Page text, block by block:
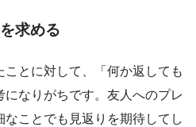
求める
ことに対して、「何か返しても
になりがちです。友人へのプレ
ことでも見返りを期待してし